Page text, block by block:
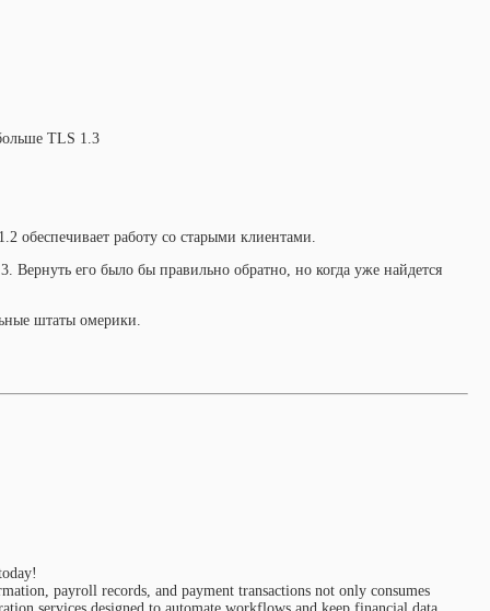
TLS 1.3
обеспечивает работу со старыми клиентами.
его было бы правильно обратно, но когда уже найдется
штаты омерики.
payroll records, and payment transactions not only consumes